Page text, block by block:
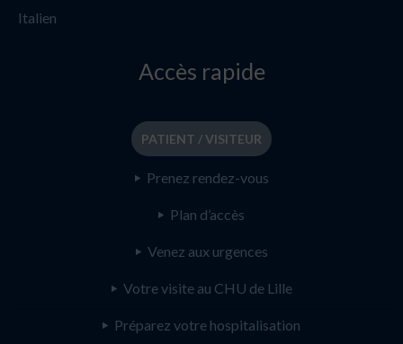
Italien
Accès rapide
PATIENT / VISITEUR
Prenez rendez-vous
Plan d’accès
Venez aux urgences
Votre visite au CHU de Lille
Préparez votre hospitalisation